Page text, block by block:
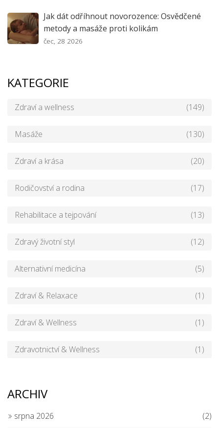
Jak dát odříhnout novorozence: Osvědčené
metody a masáže proti kolikám
čec, 28 2026
KATEGORIE
Zdraví a wellness (149)
Masáže (130)
Zdraví a krása (20)
Rodičovství a rodina (17)
Rehabilitace a tejpování (13)
Zdravý životní styl (12)
Alternativní medicína (5)
Zdraví & Relaxace (1)
Zdraví & Wellness (1)
Zdravotnictví & Wellness (1)
ARCHIV
srpna 2026 (2)